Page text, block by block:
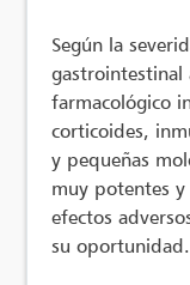
Según la
farmacológico
corticoides,
y pequeñas
muy potentes
efectos
su oportunidad.